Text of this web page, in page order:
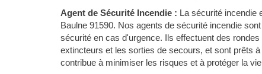
Agent de Sécurité Incendie : La sécurité incendie
Baulne 91590. Nos agents de sécurité incendie
sécurité en cas d'urgence. Ils effectuent des
extincteurs et les sorties de secours, et sont prêts
contribue à minimiser les risques et à protéger la